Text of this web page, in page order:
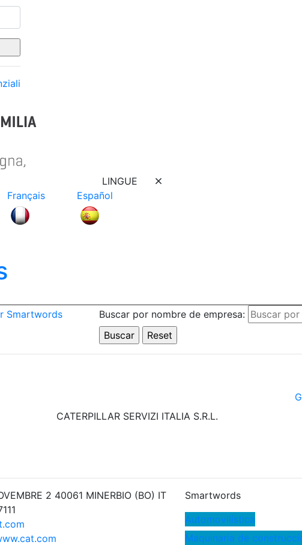
LINGUE
Français Español
Smartwords Buscar por nombre de empresa:
CATERPILLAR SERVIZI ITALIA S.R.L.
2 40061 MINERBIO (BO) IT
Smartwords
Automovilística
Maquinaria de